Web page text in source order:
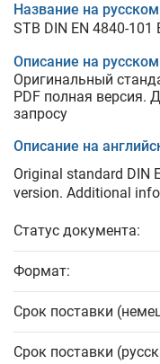
Название на
STB DIN EN 4840-101
Описание на
Оригинальный
PDF полная версия.
запросу
Описание на
Original standard DIN
version. Additional
Статус документа:
Формат:
Срок поставки
Срок поставки